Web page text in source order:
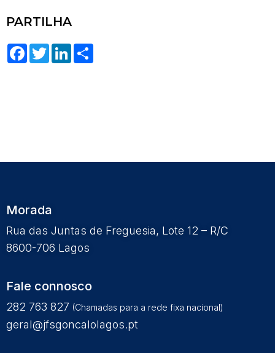
PARTILHA
Facebook
TwitterLinkedIn
Morada
Rua das Juntas de Freguesia, Lote 12 – R/C
8600-706 Lagos
Fale connosco
282 763 827 (Chamadas para a rede fixa nacional)
geral@jfsgoncalolagos.pt